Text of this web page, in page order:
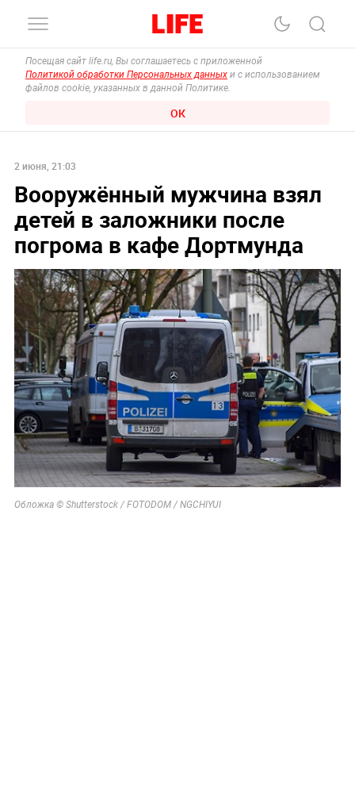
Посещая сайт life.ru, Вы соглашаетесь с приложенной
Политикой обработки Персональных данных и с использованием
файлов cookie, указанных в данной Политике.
ОК
2 июня, 21:03
Вооружённый мужчина взял
детей в заложники после
погрома в кафе Дортмунда
Обложка © Shutterstock / FOTODOM / NGCHIYUI